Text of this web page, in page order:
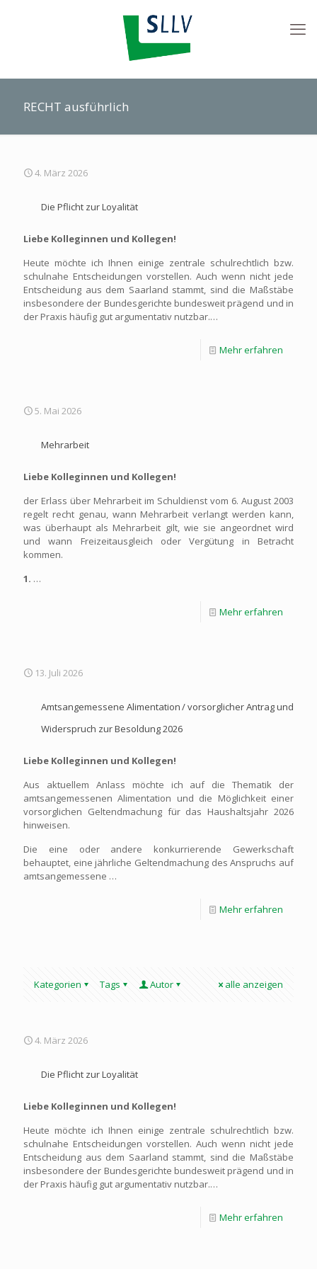
RECHT ausführlich
4. März 2026
Die Pflicht zur Loyalität
Liebe Kolleginnen und Kollegen!
Heute möchte ich Ihnen einige zentrale schulrechtlich bzw.
schulnahe Entscheidungen vorstellen. Auch wenn nicht jede
Entscheidung aus dem Saarland stammt, sind die Maßstäbe
insbesondere der Bundesgerichte bundesweit prägend und in
der Praxis häufig gut argumentativ nutzbar.…
Mehr erfahren
5. Mai 2026
Mehrarbeit
Liebe Kolleginnen und Kollegen!
der Erlass über Mehrarbeit im Schuldienst vom 6. August 2003
regelt recht genau, wann Mehrarbeit verlangt werden kann,
was überhaupt als Mehrarbeit gilt, wie sie angeordnet wird
und wann Freizeitausgleich oder Vergütung in Betracht
kommen.
1. …
Mehr erfahren
13. Juli 2026
Amtsangemessene Alimentation / vorsorglicher Antrag und
Widerspruch zur Besoldung 2026
Liebe Kolleginnen und Kollegen!
Aus aktuellem Anlass möchte ich auf die Thematik der
amtsangemessenen Alimentation und die Möglichkeit einer
vorsorglichen Geltendmachung für das Haushaltsjahr 2026
hinweisen.
Die eine oder andere konkurrierende Gewerkschaft
behauptet, eine jährliche Geltendmachung des Anspruchs auf
amtsangemessene …
Mehr erfahren
Kategorien Tags Autor alle anzeigen
4. März 2026
Die Pflicht zur Loyalität
Liebe Kolleginnen und Kollegen!
Heute möchte ich Ihnen einige zentrale schulrechtlich bzw.
schulnahe Entscheidungen vorstellen. Auch wenn nicht jede
Entscheidung aus dem Saarland stammt, sind die Maßstäbe
insbesondere der Bundesgerichte bundesweit prägend und in
der Praxis häufig gut argumentativ nutzbar.…
Mehr erfahren